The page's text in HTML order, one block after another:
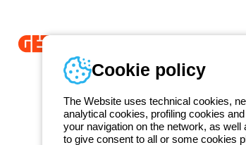
Od 2025 roku firma Beghelli jest częścią Grupy
LightZone, w którym tworzymy zintegrowane
Numer telefonu
Cookie policy
The Website uses technical cookies,
analytical cookies, profiling cookies
your navigation on the network, as
to give consent to all or some cookies